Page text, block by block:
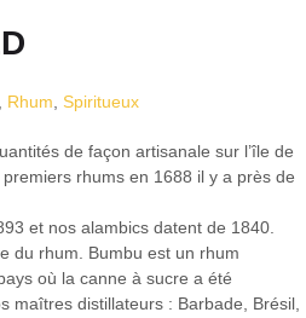
, Rhum, Spiritueux
de façon artisanale sur l’île de
rhums en 1688 il y a près de
et nos alambics datent de 1840.
du rhum. Bumbu est un rhum
où la canne à sucre a été
maîtres distillateurs : Barbade, Brésil,